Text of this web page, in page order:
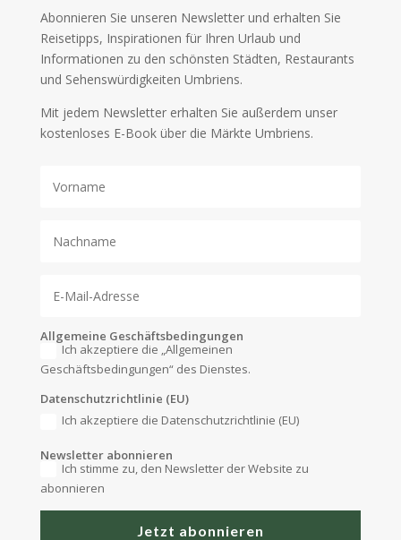
Abonnieren Sie unseren Newsletter und erhalten Sie
Reisetipps, Inspirationen für Ihren Urlaub und
Informationen zu den schönsten Städten, Restaurants
und Sehenswürdigkeiten Umbriens.
Mit jedem Newsletter erhalten Sie außerdem unser
kostenloses E-Book über die Märkte Umbriens.
Allgemeine Geschäftsbedingungen
Ich akzeptiere die „Allgemeinen
Geschäftsbedingungen“ des Dienstes.
Datenschutzrichtlinie (EU)
Ich akzeptiere die Datenschutzrichtlinie (EU)
Newsletter abonnieren
Ich stimme zu, den Newsletter der Website zu
abonnieren
Jetzt abonnieren